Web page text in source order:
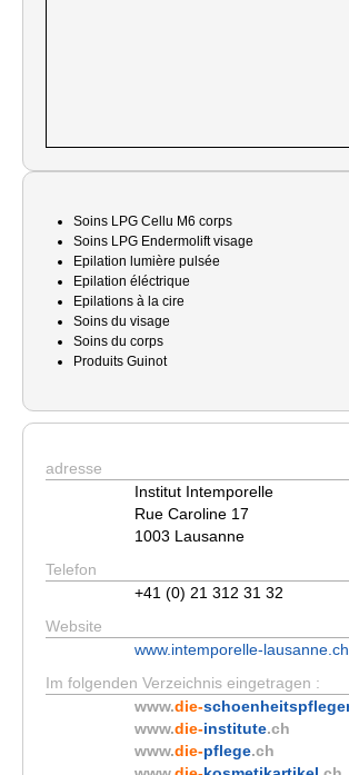
Soins LPG Cellu M6 corps
Soins LPG Endermolift visage
Epilation lumière pulsée
Epilation éléctrique
Epilations à la cire
Soins du visage
Soins du corps
Produits Guinot
adresse
Institut Intemporelle
Rue Caroline 17
1003 Lausanne
Telefon
+41 (0) 21 312 31 32
Website
www.intemporelle-lausanne.ch
Im folgenden Verzeichnis eingetragen :
www.die-
www.die-institute.ch
www.die-pflege.ch